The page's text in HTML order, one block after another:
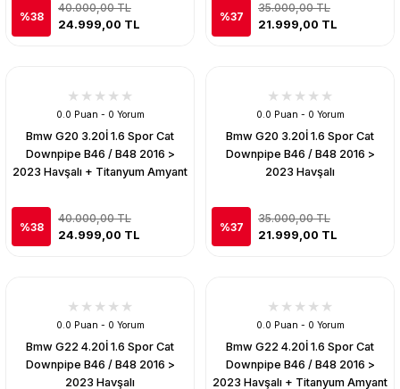
%38
40.000,00 TL
24.999,00 TL
%37
35.000,00 TL
21.999,00 TL
0.0 Puan - 0 Yorum
Bmw G20 3.20İ 1.6 Spor Cat
Downpipe B46 / B48 2016 >
2023 Havşalı + Titanyum Amyant
%38
40.000,00 TL
24.999,00 TL
0.0 Puan - 0 Yorum
Bmw G20 3.20İ 1.6 Spor Cat
Downpipe B46 / B48 2016 >
2023 Havşalı
%37
35.000,00 TL
21.999,00 TL
0.0 Puan - 0 Yorum
Bmw G22 4.20İ 1.6 Spor Cat
Downpipe B46 / B48 2016 >
2023 Havşalı
0.0 Puan - 0 Yorum
Bmw G22 4.20İ 1.6 Spor Cat
Downpipe B46 / B48 2016 >
2023 Havşalı + Titanyum Amyant